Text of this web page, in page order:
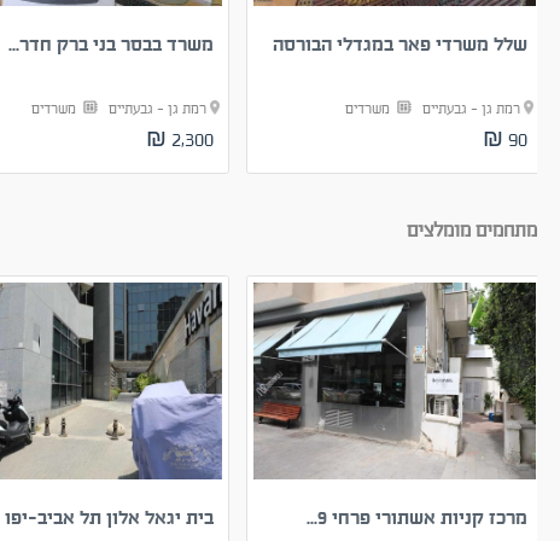
שלל משרדי פאר במגדלי הבורסה
רמת גן - גבעתיים משרדים
90 ₪
משרד בבסר בני ברק חדר...
רמת גן - גבעתיים משרדים
2,300 ₪
מתחמים מומלצים
מרכז קניות אשתורי פרחי 9... בית יגאל אלון תל אביב-יפו